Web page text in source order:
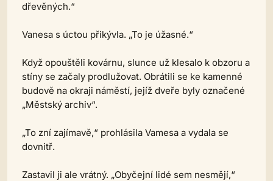
dřevěných.“
Vanesa s úctou přikývla. „To je úžasné.“
Když opouštěli kovárnu, slunce už klesalo k obzoru a
stíny se začaly prodlužovat. Obrátili se ke kamenné
budově na okraji náměstí, jejíž dveře byly označené
„Městský archiv“.
„To zní zajímavě,“ prohlásila Vamesa a vydala se
dovnitř.
Zastavil ji ale vrátný. „Obyčejní lidé sem nesmějí,“